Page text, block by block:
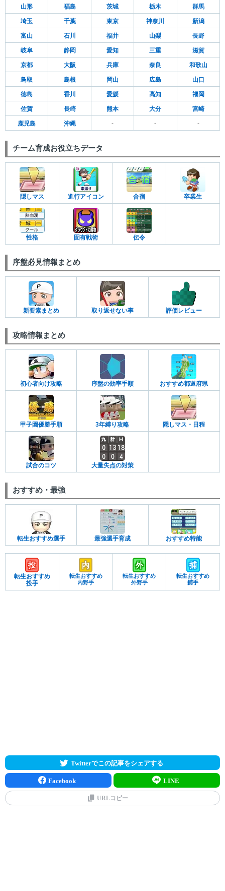
山形 福島 茨城 栃木 群馬
埼玉 千葉 東京 神奈川 新潟
富山 石川 福井 山梨 長野
岐阜 静岡 愛知 三重 滋賀
京都 大阪 兵庫 奈良 和歌山
鳥取 島根 岡山 広島 山口
徳島 香川 愛媛 高知 福岡
佐賀 長崎 熊本 大分 宮崎
鹿児島 沖縄 - - -
チーム育成お役立ちデータ
隠しマス 進行アイコン 合宿 卒業生
性格 固有戦術 伝令
序盤必見情報まとめ
新要素まとめ 取り返せない事 評価レビュー
攻略情報まとめ
初心者向け攻略 序盤の効率手順 おすすめ都道府県
甲子園優勝手順 3年縛り攻略 隠しマス・日程
試合のコツ 大量失点の対策
おすすめ・最強
転生おすすめ選手 最強選手育成 おすすめ特能
投
転生おすすめ
投手
内
転生おすすめ
内野手
外
転生おすすめ
外野手
捕
転生おすすめ
捕手
Twitterでこの記事をシェアする
Facebook LINE
URLコピー